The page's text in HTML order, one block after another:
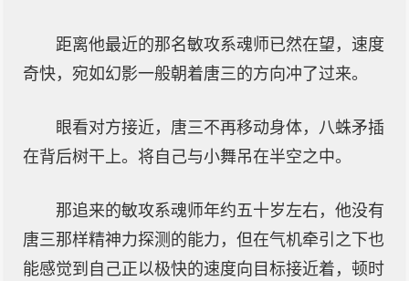
距离他最近的那名敏攻系魂师已然在望，速度
奇快，宛如幻影一般朝着唐三的方向冲了过来。
眼看对方接近，唐三不再移动身体，八蛛矛插
在背后树干上。将自己与小舞吊在半空之中。
那追来的敏攻系魂师年约五十岁左右，他没有
唐三那样精神力探测的能力，但在气机牵引之下也
能感觉到自己正以极快的速度向目标接近着，顿时